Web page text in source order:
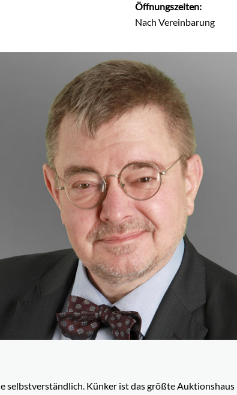
Öffnungszeiten:
Nach Vereinbarung
selbstverständlich. Künker ist das größte Auktionshaus